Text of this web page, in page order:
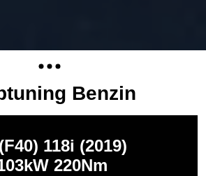
Benzin
118i (2019)
220Nm